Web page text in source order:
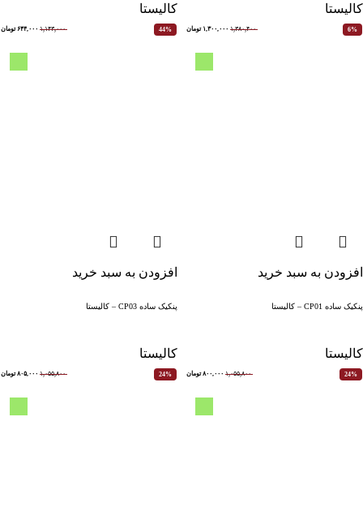
کالیستا
6% ۱,۳۸۰,۴۰۰ ۱,۳۰۰,۰۰۰ تومان
کالیستا
44% ۱,۱۴۳,۰۰۰ ۶۴۴,۰۰۰ تومان
افزودن به سبد خرید
پنکیک ساده CP01 – کالیستا
کالیستا
24% ۱,۰۵۵,۸۰۰ ۸۰۰,۰۰۰ تومان
افزودن به سبد خرید
پنکیک ساده CP03 – کالیستا
کالیستا
24% ۱,۰۵۵,۸۰۰ ۸۰۵,۰۰۰ تومان